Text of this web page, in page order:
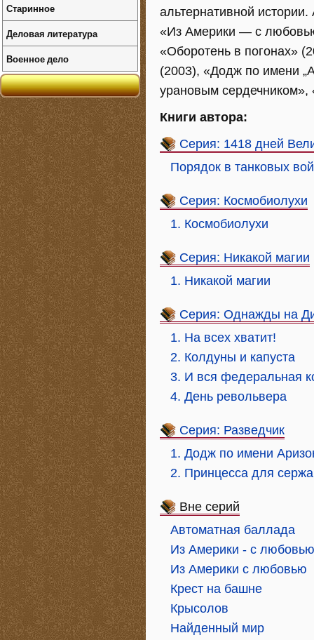
альтернативной
«Из Америки — с
«Оборотень в погонах»
(2003), «Додж по имени
урановым сердечником»,
Книги автора:
Серия: 1418 дней
Порядок в танковых
Серия: Космобиолухи
1. Космобиолухи
Серия: Никакой магии
1. Никакой магии
Серия: Однажды на
1. На всех хватит!
2. Колдуны и капуста
3. И вся федеральная
4. День револьвера
Серия: Разведчик
1. Додж по имени
2. Принцесса для
Вне серий
Автоматная баллада
Из Америки - с любовью
Из Америки с любовью
Крест на башне
Крысолов
Найденный мир
Старинное
Деловая литература
Военное дело